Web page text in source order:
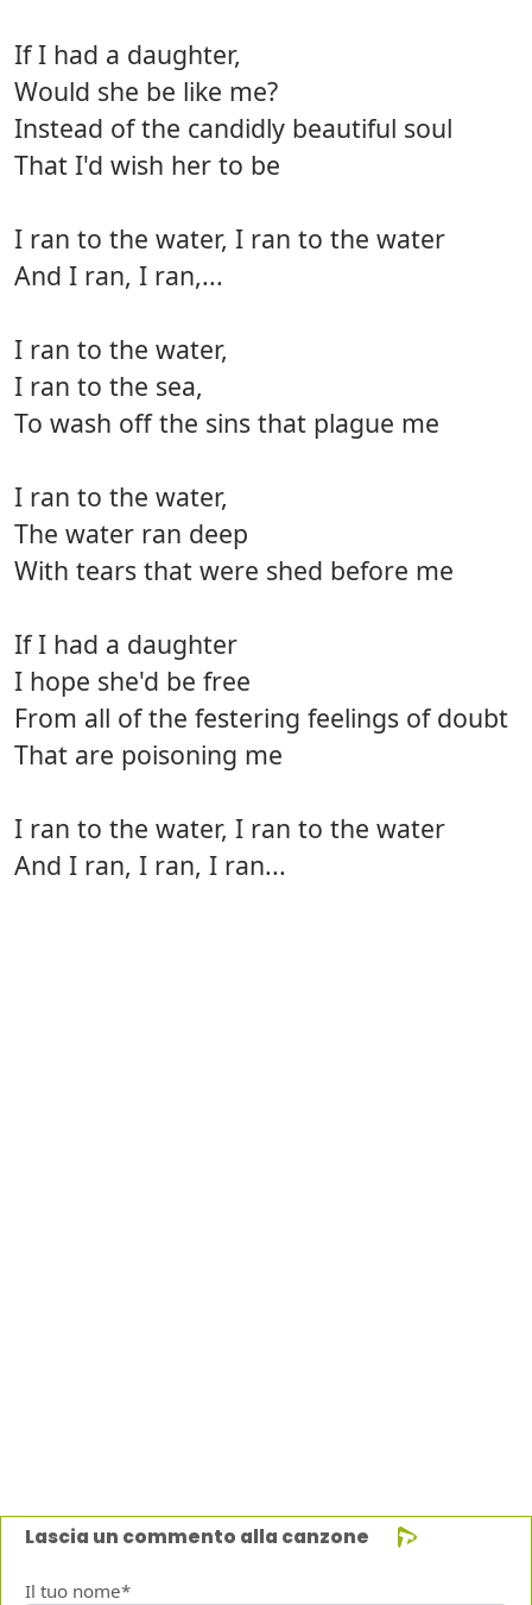
If I had a daughter,
Would she be like me?
Instead of the candidly beautiful soul
That I'd wish her to be
I ran to the water, I ran to the water
And I ran, I ran,...
I ran to the water,
I ran to the sea,
To wash off the sins that plague me
I ran to the water,
The water ran deep
With tears that were shed before me
If I had a daughter
I hope she'd be free
From all of the festering feelings of doubt
That are poisoning me
I ran to the water, I ran to the water
And I ran, I ran, I ran...
Lascia un commento alla canzone
Il tuo nome*